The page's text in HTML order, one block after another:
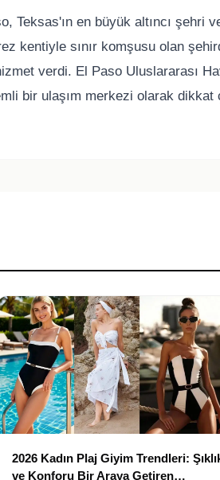
Teksas'ın en büyük altıncı şehri
kentiyle sınır komşusu olan
verdi. El Paso Uluslararası
bir ulaşım merkezi olarak dikkat
2026 Kadın Plaj Giyim Trendleri:
ve Konforu Bir Araya Getiren